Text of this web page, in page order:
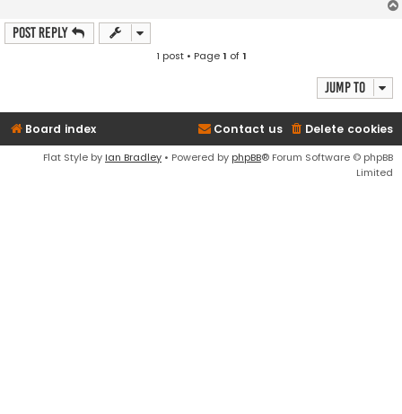
Post Reply
1 post • Page1 of1
Jump to
Board index Delete cookies
Contact us
Flat Style by Ian Bradley • Powered by phpBB® Forum Software © phpBB
Limited